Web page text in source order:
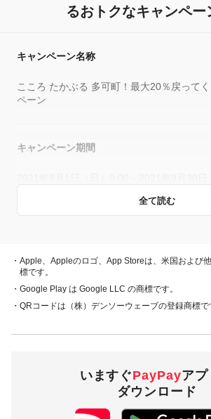
るおトクなキャンペー
全て読む
キャンペーン名称
こころ たかぶる 多可町！最大20％戻って
ペーン
キャンペーン期間
キャンペーン期間中、対象店舗で、
ド、PayPayあと払い（一括のみ）でお支
た方に対し、下表のとおり後日PayPayボ
す。
付与上限
・Apple、Appleのロゴ、App Storeは、米国および
標です。
・Google Play は Google LLC の商標です。
・QRコードは（株）デンソーウェーブの登録商標で
いますぐPayPayアプ
ダウンロード